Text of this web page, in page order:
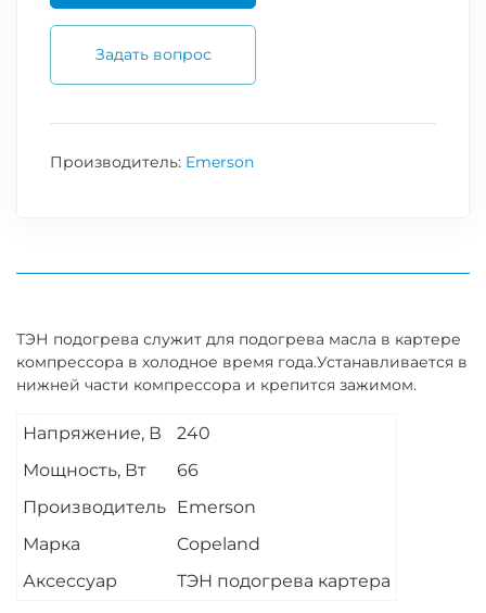
Задать вопрос
Производитель: Emerson
ТЭН подогрева служит для подогрева масла в картере
компрессора в холодное время года.Устанавливается в
нижней части компрессора и крепится зажимом.
Напряжение, В
240
Мощность, Вт
66
Производитель Emerson
Марка
Copeland
Аксессуар
ТЭН подогрева картера